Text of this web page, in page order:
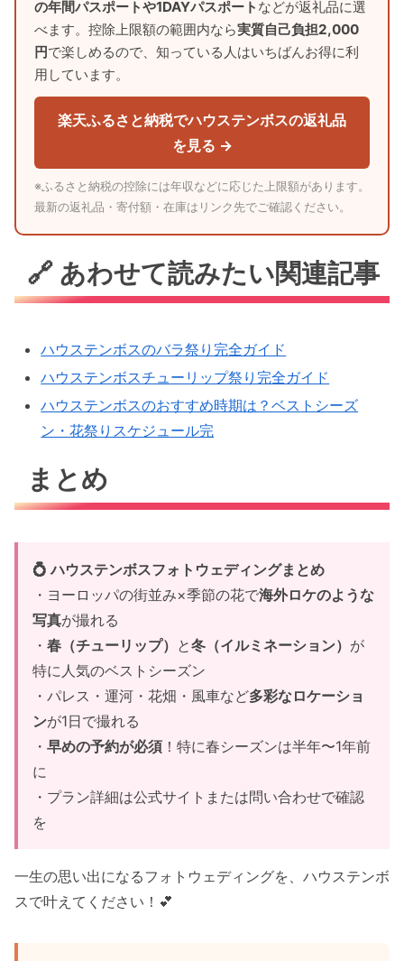
の年間パスポートや1DAYパスポート などが返礼品に選
べます。控除上限額の範囲内なら実質自己負担2,000
円で楽しめるので、知っている人はいちばんお得に利
用しています。
楽天ふるさと納税でハウステンボスの返礼品
を見る →
※ふるさと納税の控除には年収などに応じた上限額があります。
最新の返礼品・寄付額・在庫はリンク先でご確認ください。
🔗 あわせて読みたい関連記事
ハウステンボスのバラ祭り完全ガイド
ハウステンボスチューリップ祭り完全ガイド
ハウステンボスのおすすめ時期は？ベストシーズ
ン・花祭りスケジュール完
まとめ
💍 ハウステンボスフォトウェディングまとめ
・ヨーロッパの街並み×季節の花で海外ロケのような
写真が撮れる
・ 春（チューリップ） と冬（イルミネーション） が
特に人気のベストシーズン
・パレス・運河・花畑・風車など多彩なロケーショ
ンが1日で撮れる
・ 早めの予約が必須 ！特に春シーズンは半年〜1年前
に
・プラン詳細は公式サイトまたは問い合わせで確認
を
一生の思い出になるフォトウェディングを、ハウステンボ
スで叶えてください！💕